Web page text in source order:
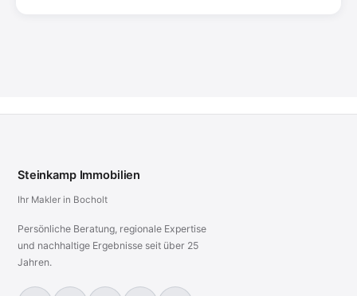
Steinkamp Immobilien
Ihr Makler in Bocholt
Persönliche Beratung, regionale Expertise
und nachhaltige Ergebnisse seit über 25
Jahren.